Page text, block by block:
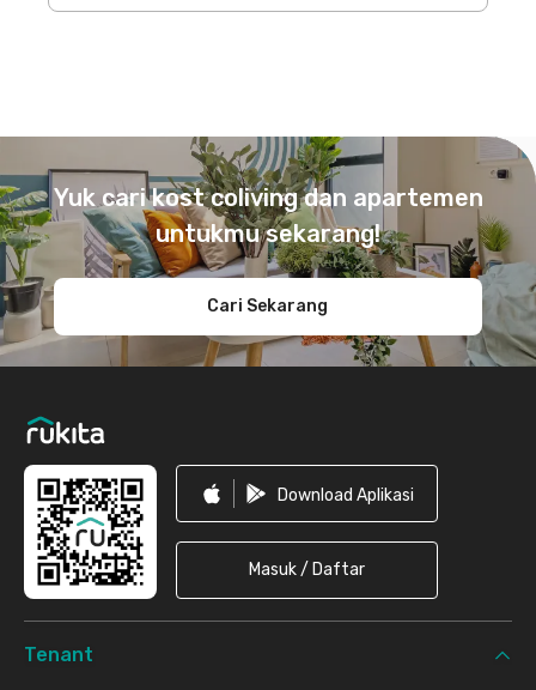
Yuk cari kost coliving dan apartemen
untukmu sekarang!
Cari Sekarang
Download Aplikasi
Masuk / Daftar
Tenant